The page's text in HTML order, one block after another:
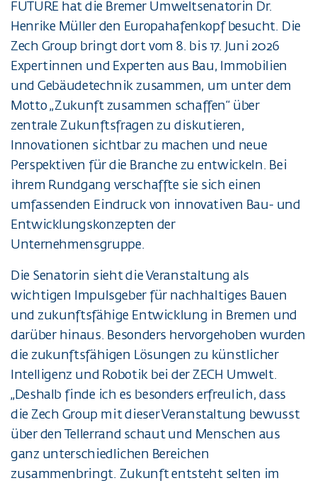
FUTURE hat die Bremer Umweltsenatorin Dr.
Henrike Müller den Europahafenkopf besucht. Die
Zech Group bringt dort vom 8. bis 17. Juni 2026
Expertinnen und Experten aus Bau, Immobilien
und Gebäudetechnik zusammen, um unter dem
Motto „Zukunft zusammen schaffen“ über
zentrale Zukunftsfragen zu diskutieren,
Innovationen sichtbar zu machen und neue
Perspektiven für die Branche zu entwickeln. Bei
ihrem Rundgang verschaffte sie sich einen
umfassenden Eindruck von innovativen Bau- und
Entwicklungskonzepten der
Unternehmensgruppe.
Die Senatorin sieht die Veranstaltung als
wichtigen Impulsgeber für nachhaltiges Bauen
und zukunftsfähige Entwicklung in Bremen und
darüber hinaus. Besonders hervorgehoben wurden
die zukunftsfähigen Lösungen zu künstlicher
Intelligenz und Robotik bei der ZECH Umwelt.
„Deshalb finde ich es besonders erfreulich, dass
die Zech Group mit dieser Veranstaltung bewusst
über den Tellerrand schaut und Menschen aus
ganz unterschiedlichen Bereichen
zusammenbringt. Zukunft entsteht selten im